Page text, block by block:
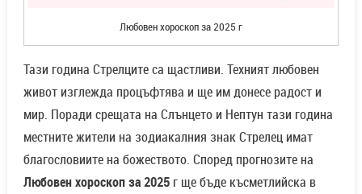
Любовен хороскоп за 2025 г
Тази година Стрелците са щастливи. Техният любовен
живот изглежда процъфтява и ще им донесе радост и
мир. Поради срещата на Слънцето и Нептун тази година
местните жители на зодиакалния знак Стрелец имат
благословиите на божеството. Според прогнозите на
Любовен хороскоп за 2025г ще бъде късметлийска в